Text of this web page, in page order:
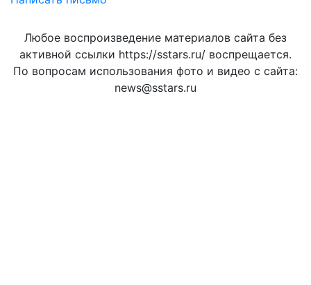
Любое воспроизведение материалов сайта без
активной ссылки https://sstars.ru/ воспрещается.
По вопросам использования фото и видео с сайта:
news@sstars.ru